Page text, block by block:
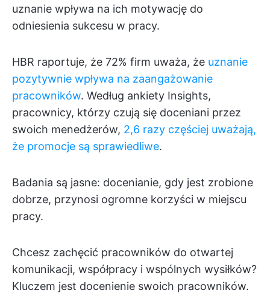
uznanie wpływa na ich motywację do
odniesienia sukcesu w pracy.
HBR raportuje, że 72% firm uważa, że uznanie
pozytywnie wpływa na zaangażowanie
pracowników. Według ankiety Insights,
pracownicy, którzy czują się doceniani przez
swoich menedżerów, 2,6 razy częściej uważają,
że promocje są sprawiedliwe.
Badania są jasne: docenianie, gdy jest zrobione
dobrze, przynosi ogromne korzyści w miejscu
pracy.
Chcesz zachęcić pracowników do otwartej
komunikacji, współpracy i wspólnych wysiłków?
Kluczem jest docenienie swoich pracowników.